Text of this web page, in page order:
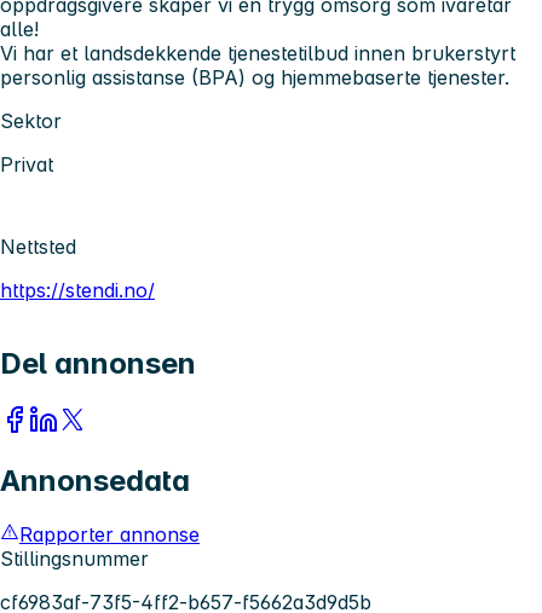
oppdragsgivere skaper vi en trygg omsorg som ivaretar
alle!
Vi har et landsdekkende tjenestetilbud innen brukerstyrt
personlig assistanse (BPA) og hjemmebaserte tjenester.
Sektor
Privat
Nettsted
https://stendi.no/
Del annonsen
Annonsedata
Rapporter annonse
Stillingsnummer
cf6983af-73f5-4ff2-b657-f5662a3d9d5b